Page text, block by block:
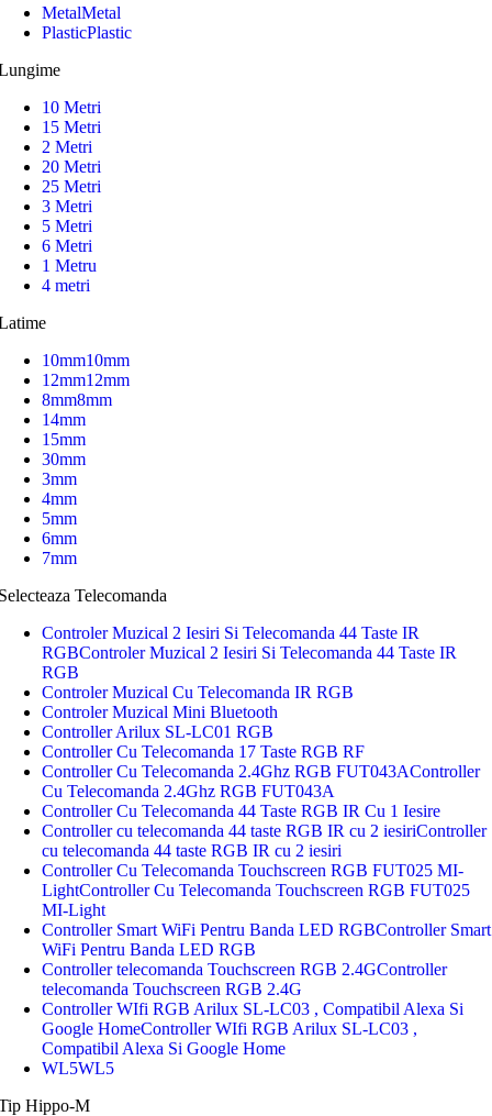
MetalMetal
PlasticPlastic
10 Metri
15 Metri
2 Metri
20 Metri
25 Metri
3 Metri
5 Metri
6 Metri
1 Metru
4 metri
10mm10mm
12mm12mm
8mm8mm
14mm
15mm
30mm
3mm
4mm
5mm
6mm
7mm
Telecomanda
Controler Muzical 2 Iesiri Si Telecomanda 44 Taste IR
RGBControler Muzical 2 Iesiri Si Telecomanda 44 Taste IR
RGB
Controler Muzical Cu Telecomanda IR RGB
Controler Muzical Mini Bluetooth
Controller Arilux SL-LC01 RGB
Controller Cu Telecomanda 17 Taste RGB RF
Controller Cu Telecomanda 2.4Ghz RGB FUT043AController
Cu Telecomanda 2.4Ghz RGB FUT043A
Controller Cu Telecomanda 44 Taste RGB IR Cu 1 Iesire
Controller cu telecomanda 44 taste RGB IR cu 2 iesiriController
cu telecomanda 44 taste RGB IR cu 2 iesiri
Controller Cu Telecomanda Touchscreen RGB FUT025 MI-
LightController Cu Telecomanda Touchscreen RGB FUT025
MI-Light
Controller Smart WiFi Pentru Banda LED RGBController Smart
WiFi Pentru Banda LED RGB
Controller telecomanda Touchscreen RGB 2.4GController
telecomanda Touchscreen RGB 2.4G
Controller WIfi RGB Arilux SL-LC03 , Compatibil Alexa Si
Google HomeController WIfi RGB Arilux SL-LC03 ,
Compatibil Alexa Si Google Home
WL5WL5
Hippo-M